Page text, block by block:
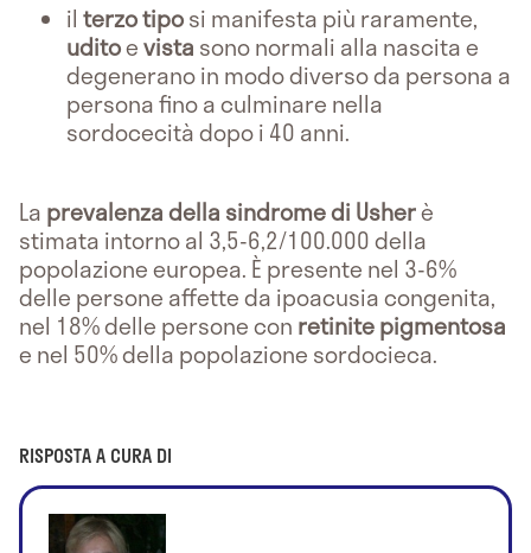
il terzo tiposi manifesta più raramente,
uditoevista sono normali alla nascita e
degenerano in modo diverso da persona a
persona fino a culminare nella
sordocecità dopo i 40 anni.
La prevalenza della sindrome di Usherè
stimata intorno al 3,5-6,2/100.000 della
popolazione europea. È presente nel 3-6%
delle persone affette da ipoacusia congenita,
nel 18% delle persone con retinite pigmentosa
e nel 50% della popolazione sordocieca.
RISPOSTA A CURA DI